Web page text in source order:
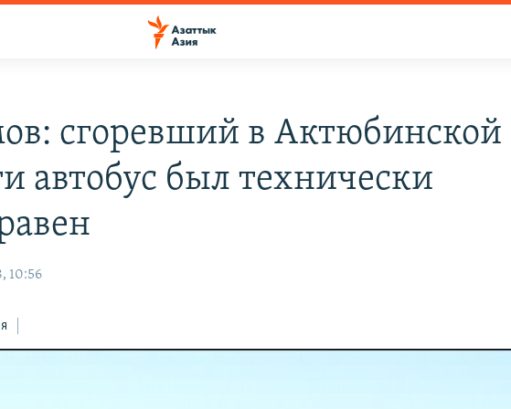
сгоревший в Актюбинской
автобус был технически
10:56